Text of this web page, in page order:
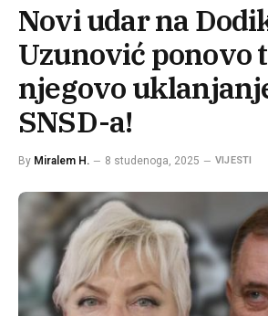
Novi udar na
Uzunović ponovo
njegovo
SNSD-a!
By Miralem H. 8 studenoga, 2025 VIJESTI